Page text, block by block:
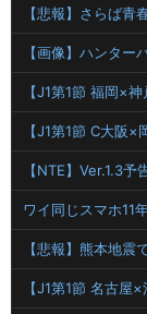
ワイ同じスマホ11